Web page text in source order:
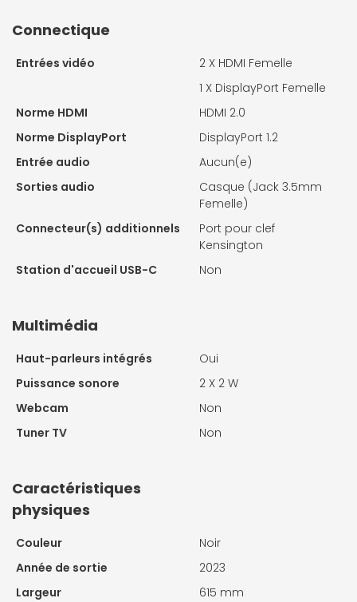
Connectique
Entrées vidéo 2 X HDMI Femelle
1 X DisplayPort Femelle
Norme HDMI
HDMI 2.0
Norme DisplayPort
DisplayPort 1.2
Entrée audio
Aucun(e)
Sorties audio
Casque (Jack 3.5mm
Femelle)
Connecteur(s) additionnels
Port pour clef
Kensington
Station d'accueil USB-C
Non
Multimédia
Haut-parleurs intégrés
Oui
Puissance sonore
2 X 2 W
Webcam
Non
Tuner TV
Non
Caractéristiques
physiques
Couleur
Noir
Année de sortie
2023
Largeur
615 mm